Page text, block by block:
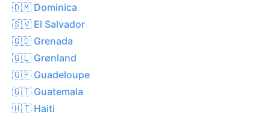
🇩🇲 Dominica
🇸🇻 El Salvador
🇬🇩 Grenada
🇬🇱 Grønland
🇬🇵 Guadeloupe
🇬🇹 Guatemala
🇭🇹 Haiti